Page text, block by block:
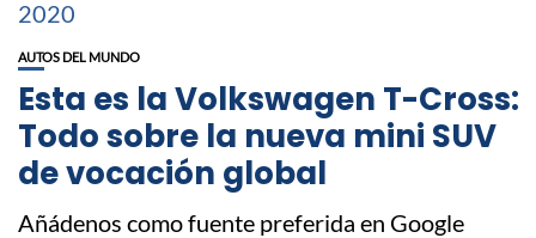
AUTOS DEL MUNDO
Esta es la Volkswagen T-Cross:
Todo sobre la nueva mini SUV
de vocación global
Añádenos como fuente preferida en Google